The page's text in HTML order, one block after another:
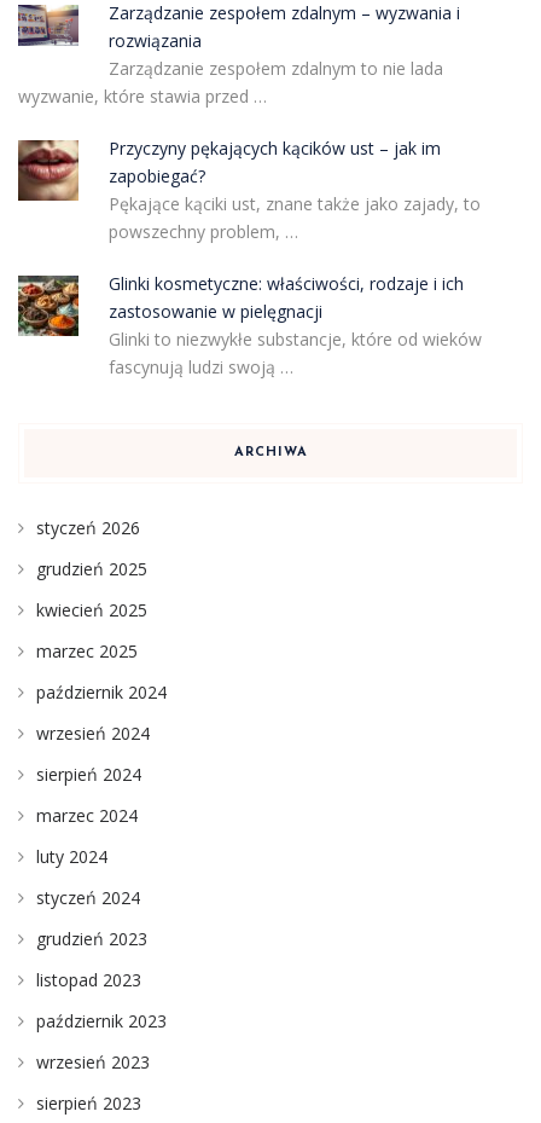
Zarządzanie zespołem zdalnym – wyzwania i
rozwiązania
Zarządzanie zespołem zdalnym to nie lada
wyzwanie, które stawia przed …
Przyczyny pękających kącików ust – jak im
zapobiegać?
Pękające kąciki ust, znane także jako zajady, to
powszechny problem, …
Glinki kosmetyczne: właściwości, rodzaje i ich
zastosowanie w pielęgnacji
Glinki to niezwykłe substancje, które od wieków
fascynują ludzi swoją …
ARCHIWA
styczeń 2026
grudzień 2025
kwiecień 2025
marzec 2025
październik 2024
wrzesień 2024
sierpień 2024
marzec 2024
luty 2024
styczeń 2024
grudzień 2023
listopad 2023
październik 2023
wrzesień 2023
sierpień 2023